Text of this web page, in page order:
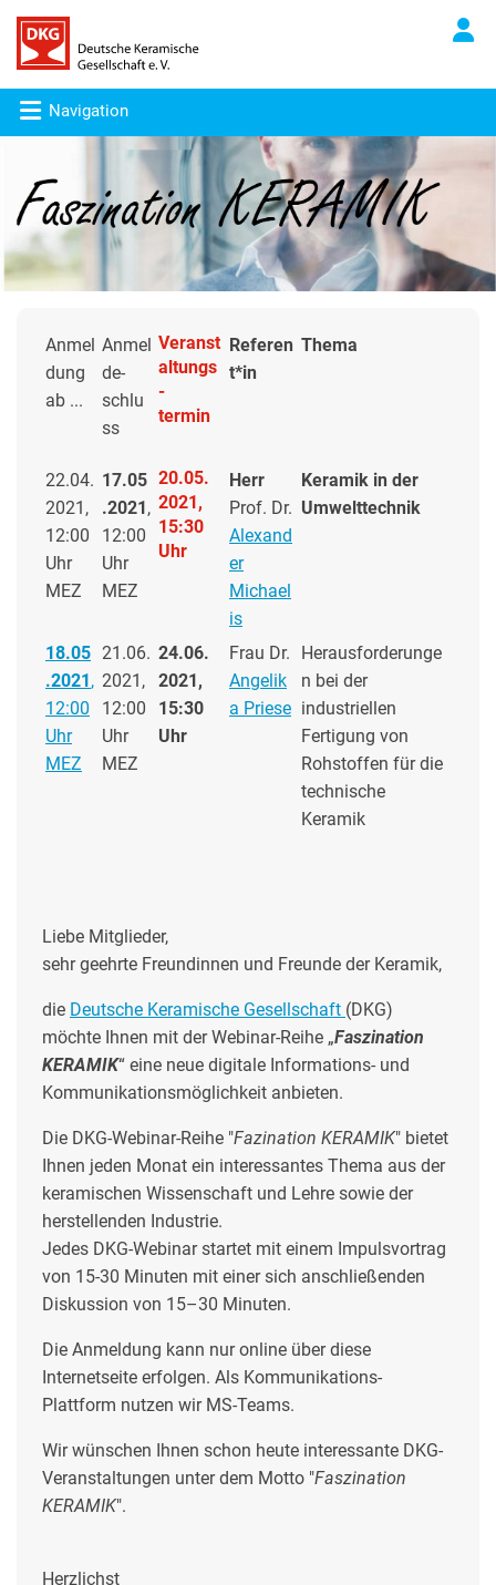
Navigation
Anmel
dung
ab ...
Anmel
de-
schlu
ss
Veranst
altungs
-
termin
Referen
t*in
Thema
22.04.
2021,
12:00
Uhr
MEZ
17.05
.2021,
12:00
Uhr
MEZ
20.05.
2021,
15:30
Uhr
Herr
Prof. Dr.
Alexand
er
Michael
is
Keramik in der
Umwelttechnik
18.05
.2021,
12:00
Uhr
MEZ
21.06.
2021,
12:00
Uhr
MEZ
24.06.
2021,
15:30
Uhr
Frau Dr.
Angelik
a Priese
Herausforderunge
n bei der
industriellen
Fertigung von
Rohstoffen für die
technische
Keramik
Liebe Mitglieder,
sehr geehrte Freundinnen und Freunde der Keramik,
die Deutsche Keramische Gesellschaft (DKG)
möchte Ihnen mit der Webinar-Reihe „Faszination
KERAMIK“ eine neue digitale Informations- und
Kommunikationsmöglichkeit anbieten.
Die DKG-Webinar-Reihe "Fazination KERAMIK" bietet
Ihnen jeden Monat ein interessantes Thema aus der
keramischen Wissenschaft und Lehre sowie der
herstellenden Industrie.
Jedes DKG-Webinar startet mit einem Impulsvortrag
von 15-30 Minuten mit einer sich anschließenden
Diskussion von 15–30 Minuten.
Die Anmeldung kann nur online über diese
Internetseite erfolgen. Als Kommunikations-
Plattform nutzen wir MS-Teams.
Wir wünschen Ihnen schon heute interessante DKG-
Veranstaltungen unter dem Motto "Faszination
KERAMIK".
Herzlichst